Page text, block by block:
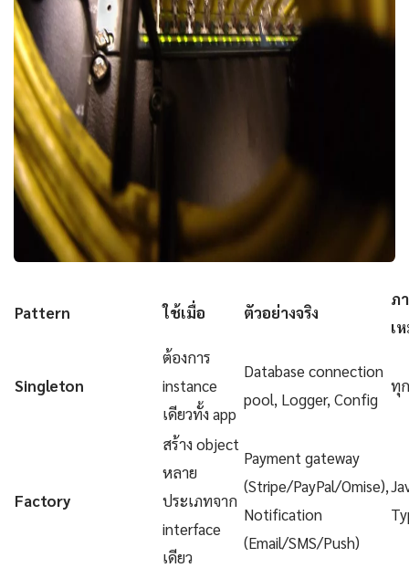
Pattern ใช้เมื่อ ตัวอย่างจริง
ภ
เ
Singleton
ต้องการ
instance
เดียวทั้ง app
Database connection
pool, Logger, Config
ทุ
Factory
สร้าง object
หลาย
ประเภทจาก
interface
เดียว
Payment gateway
(Stripe/PayPal/Omise),
Notification
(Email/SMS/Push)